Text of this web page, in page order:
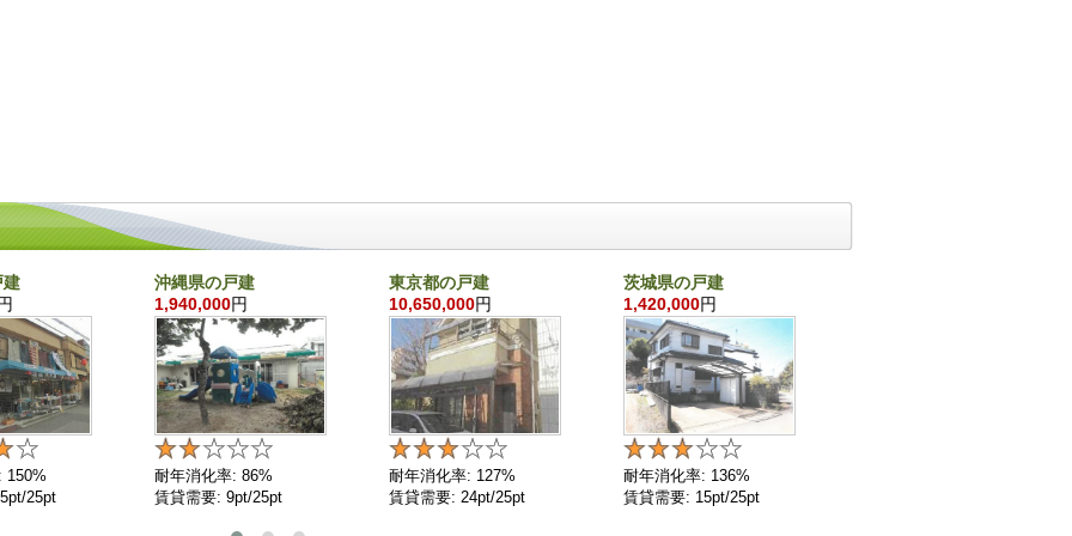
建
150%
25pt
沖縄県の戸建
1,940,000円
耐年消化率: 86%
賃貸需要: 9pt/25pt
東京都の戸建
10,650,000円
耐年消化率: 127%
賃貸需要: 24pt/25pt
茨城県の戸建
1,420,000円
耐年消化率: 136%
賃貸需要: 15pt/25pt